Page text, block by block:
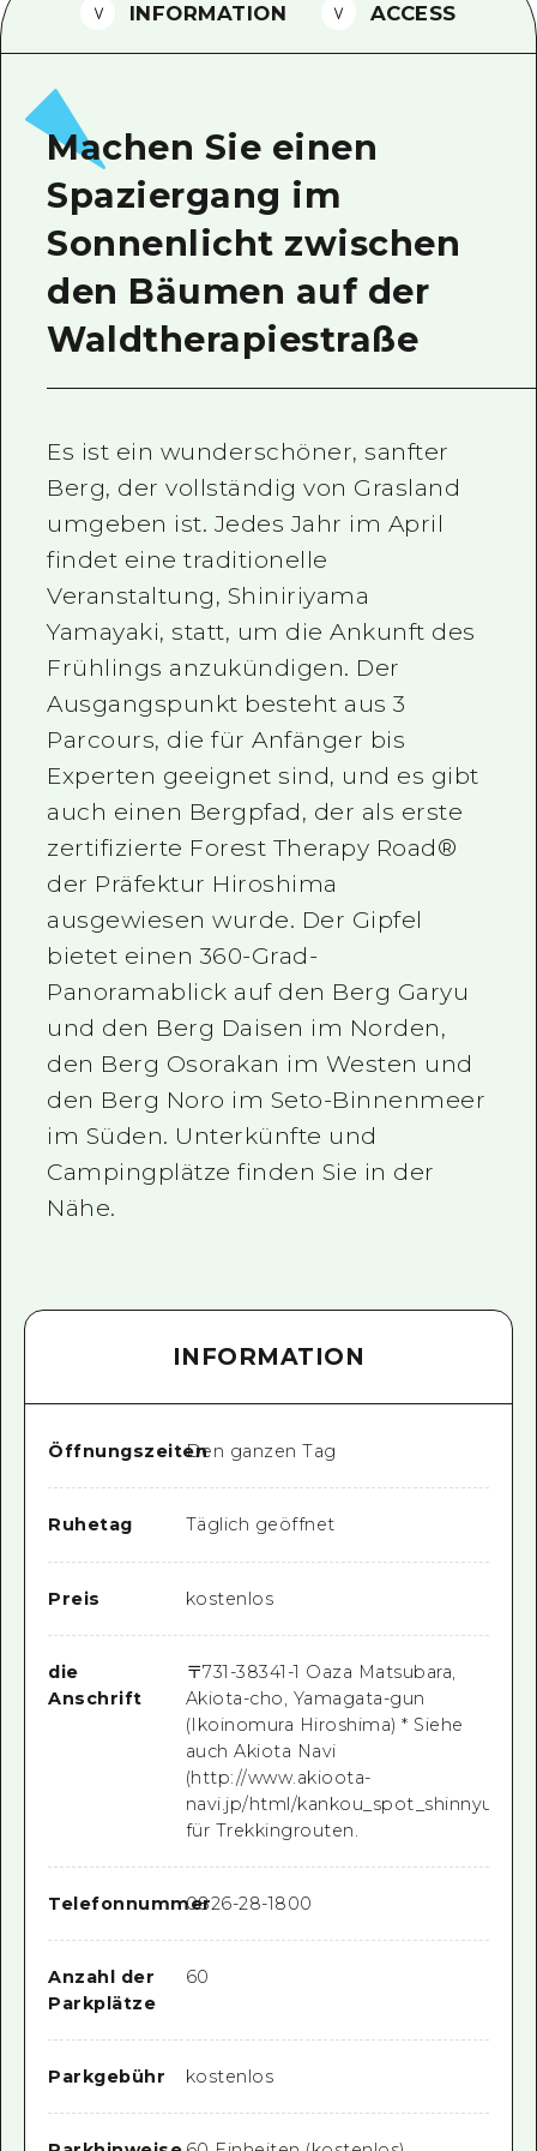
FAQs
Foto-Download
Transportinformationen bei
INFORMATION ACCESS
Machen Sie einen
Spaziergang im
Sonnenlicht zwischen
den Bäumen auf der
Waldtherapiestraße
Es ist ein wunderschöner, sanfter
Berg, der vollständig von Grasland
umgeben ist. Jedes Jahr im April
findet eine traditionelle
Veranstaltung, Shiniriyama
Yamayaki, statt, um die Ankunft des
Frühlings anzukündigen. Der
Ausgangspunkt besteht aus 3
Parcours, die für Anfänger bis
Experten geeignet sind, und es gibt
auch einen Bergpfad, der als erste
zertifizierte Forest Therapy Road®
der Präfektur Hiroshima
ausgewiesen wurde. Der Gipfel
bietet einen 360-Grad-
Panoramablick auf den Berg Garyu
und den Berg Daisen im Norden,
den Berg Osorakan im Westen und
den Berg Noro im Seto-Binnenmeer
im Süden. Unterkünfte und
Campingplätze finden Sie in der
Nähe.
INFORMATION
ÖffnungszeitenDen ganzen Tag
Ruhetag Täglich geöffnet
Preis kostenlos
die
Anschrift
〒731-38341-1 Oaza Matsubara,
Akiota-cho, Yamagata-gun
(Ikoinomura Hiroshima) * Siehe
auch Akiota Navi
(http://www.akioota-
navi.jp/html/
für Trekkingrouten.
Telefonnummer0826-28-1800
Anzahl der
Parkplätze
60
Parkgebühr kostenlos